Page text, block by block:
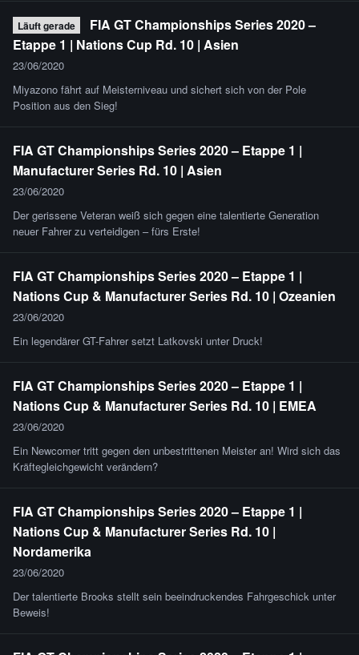
Läuft gerade
FIA GT Championships Series 2020 –
Etappe 1 | Nations Cup Rd. 10 | Asien
23/06/2020
Miyazono fährt auf Meisterniveau und sichert sich von der Pole
Position aus den Sieg!
FIA GT Championships Series 2020 – Etappe 1 |
Manufacturer Series Rd. 10 | Asien
23/06/2020
Der gerissene Veteran weiß sich gegen eine talentierte Generation
neuer Fahrer zu verteidigen – fürs Erste!
FIA GT Championships Series 2020 – Etappe 1 |
Nations Cup & Manufacturer Series Rd. 10 | Ozeanien
23/06/2020
Ein legendärer GT-Fahrer setzt Latkovski unter Druck!
FIA GT Championships Series 2020 – Etappe 1 |
Nations Cup & Manufacturer Series Rd. 10 | EMEA
23/06/2020
Ein Newcomer tritt gegen den unbestrittenen Meister an! Wird sich das
Kräftegleichgewicht verändern?
FIA GT Championships Series 2020 – Etappe 1 |
Nations Cup & Manufacturer Series Rd. 10 |
Nordamerika
23/06/2020
Der talentierte Brooks stellt sein beeindruckendes Fahrgeschick unter
Beweis!